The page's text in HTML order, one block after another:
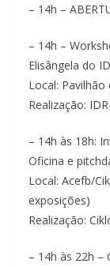
– 14h –
– 14h –
Elisângela do
Local:
Realização:
– 14h às 18h:
Oficina e
Local: Acefb/
exposições)
Realização:
– 14h às 22h –